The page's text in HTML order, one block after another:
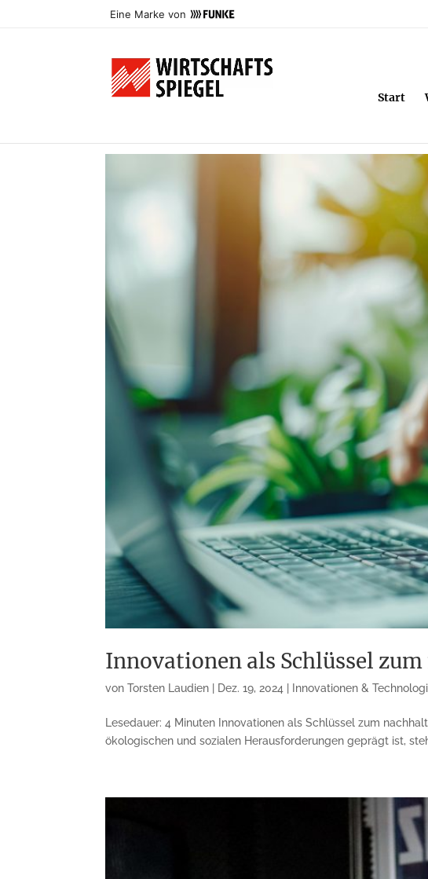
Eine Marke von
Start
Innovationen als Schlüssel
vonTorsten Laudien Dez. 19, 2024 Innovationen &
Lesedauer: 4 Minuten Innovationen als Schlüssel zum
ökologischen und sozialen Herausforderungen geprägt ist,